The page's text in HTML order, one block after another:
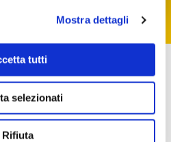
Mostra dettagli
tutti
selezionati
Rifiuta